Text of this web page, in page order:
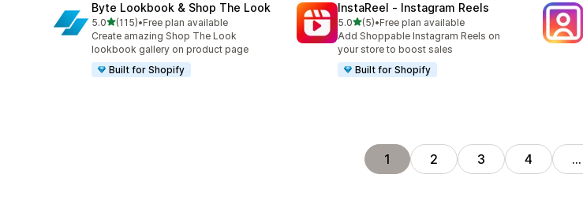
Byte Lookbook & Shop The Look
5.05つ星中
(115)
合計レビュー数：115件
•Free plan available
Create amazing Shop The Look
lookbook gallery on product page
Built for Shopify
InstaReel ‑ Instagram Reels
5.05つ星中
(5)
合計レビュー数：5件
•Free plan available
Add Shoppable Instagram Reels on
your store to boost sales
Built for Shopify
1 2 3 4 …